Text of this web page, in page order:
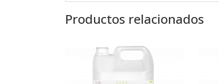
Productos relacionados